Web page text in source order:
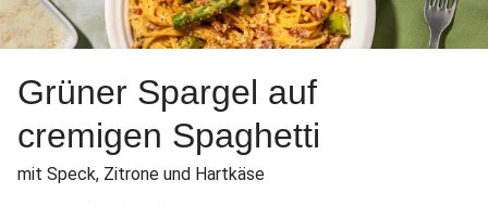
Grüner Spargel auf
cremigen Spaghetti
mit Speck, Zitrone und Hartkäse